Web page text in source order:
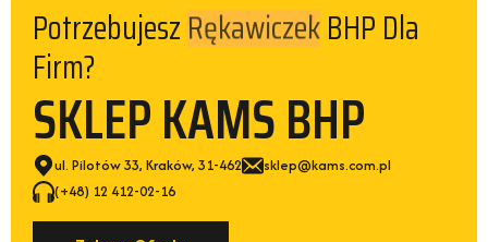
Potrzebujesz Kamizelek BHP Dla
Firm?
SKLEP KAMS BHP
ul. Pilotów 33, Kraków, 31-462
sklep@kams.com.pl
(+48) 12 412-02-16